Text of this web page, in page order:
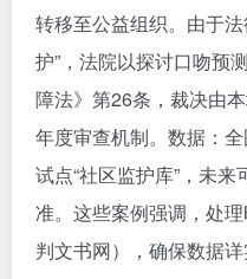
转移至公益组织。由于
护”，法院以探讨口吻预
障法》第26条，裁决由
年度审查机制。数据：
试点“社区监护库”，未
准。这些案例强调，处
判文书网），确保数据详